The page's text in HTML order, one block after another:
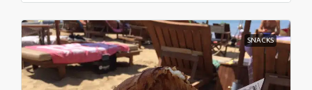
SNACKS